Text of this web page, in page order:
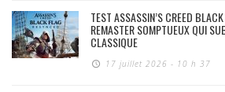
TEST ASSASSIN’S CREED
REMASTER SOMPTUEUX QUI
CLASSIQUE
17 juillet 2026 - 10 h 37